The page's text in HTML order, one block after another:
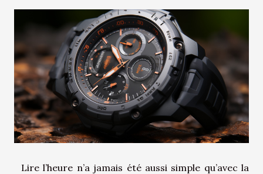
Lire l’heure n’a jamais été aussi simple qu’avec la